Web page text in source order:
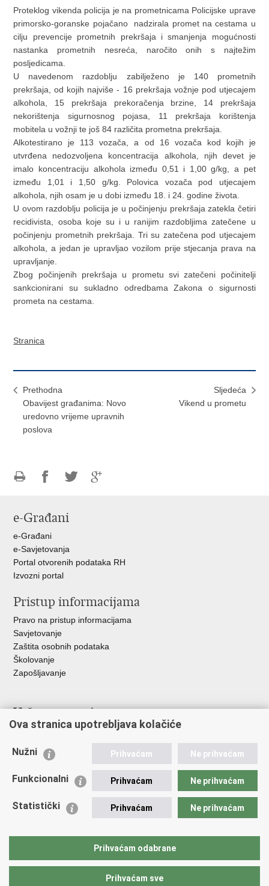
Proteklog vikenda policija je na prometnicama Policijske uprave
primorsko-goranske pojačano nadzirala promet na cestama u
cilju prevencije prometnih prekršaja i smanjenja mogućnosti
nastanka prometnih nesreća, naročito onih s najtežim
posljedicama.
U navedenom razdoblju zabilježeno je 140 prometnih
prekršaja, od kojih najviše - 16 prekršaja vožnje pod utjecajem
alkohola, 15 prekršaja prekoračenja brzine, 14 prekršaja
nekorištenja sigurnosnog pojasa, 11 prekršaja korištenja
mobitela u vožnji te još 84 različita prometna prekršaja.
Alkotestirano je 113 vozača, a od 16 vozača kod kojih je
utvrđena nedozvoljena koncentracija alkohola, njih devet je
imalo koncentraciju alkohola između 0,51 i 1,00 g/kg, a pet
između 1,01 i 1,50 g/kg. Polovica vozača pod utjecajem
alkohola, njih osam je u dobi između 18. i 24. godine života.
U ovom razdoblju policija je u počinjenju prekršaja zatekla četiri
recidivista, osoba koje su i u ranijim razdobljima zatečene u
počinjenju prometnih prekršaja. Tri su zatečena pod utjecajem
alkohola, a jedan je upravljao vozilom prije stjecanja prava na
upravljanje.
Zbog počinjenih prekršaja u prometu svi zatečeni počinitelji
sankcionirani su sukladno odredbama Zakona o sigurnosti
prometa na cestama.
Stranica
Prethodna
Obavijest građanima: Novo
uredovno vrijeme upravnih
poslova
Sljedeća
Vikend u prometu
FacebookuTwitteru
e-Građani
e-Građani
e-Savjetovanja
Portal otvorenih podataka RH
Izvozni portal
Pristup informacijama
Pravo na pristup informacijama
Savjetovanje
Zaštita osobnih podataka
Školovanje
Zapošljavanje
Važne poveznice
Ministarstvo unutarnjih poslova
Udruge
Policijska akademija
Zaklada policijske solidarnosti
Vučetić"
Ova stranica upotrebljava kolačiće
Nužni Prihvaćam Ne prihvaćam
Funkcionalni Prihvaćam Ne prihvaćam
Statistički Prihvaćam Ne prihvaćam
Prihvaćam odabrane
Prihvaćam sve